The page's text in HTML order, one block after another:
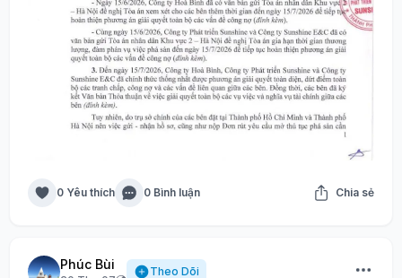
0 Yêu thích 0 Bình luận Chia sẻ
Phúc Bùi Theo Dõi